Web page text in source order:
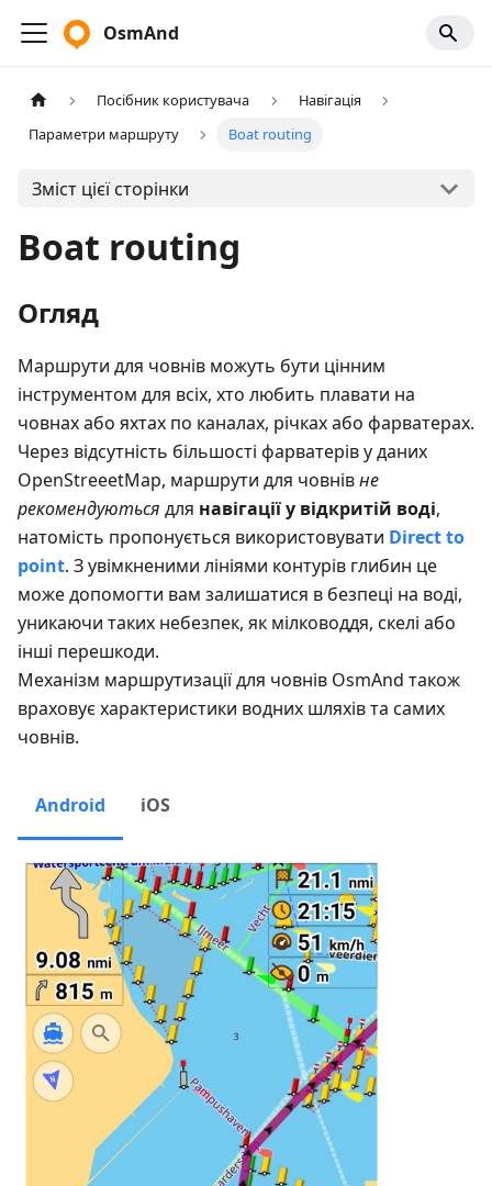
OsmAnd
Посібник користувача
Навігація
Параметри маршруту
Boat routing
Зміст цієї сторінки
Boat routing
Огляд
Маршрути для човнів можуть бути цінним
інструментом для всіх, хто любить плавати на
човнах або яхтах по каналах, річках або фарватерах.
Через відсутність більшості фарватерів у даних
OpenStreeetMap, маршрути для човнівне
рекомендуються для навігації у відкритій воді,
натомість пропонується використовувати Direct to
point. З увімкненими лініями контурів глибин це
може допомогти вам залишатися в безпеці на воді,
уникаючи таких небезпек, як мілководдя, скелі або
інші перешкоди.
Механізм маршрутизації для човнів OsmAnd також
враховує характеристики водних шляхів та самих
човнів.
Android iOS